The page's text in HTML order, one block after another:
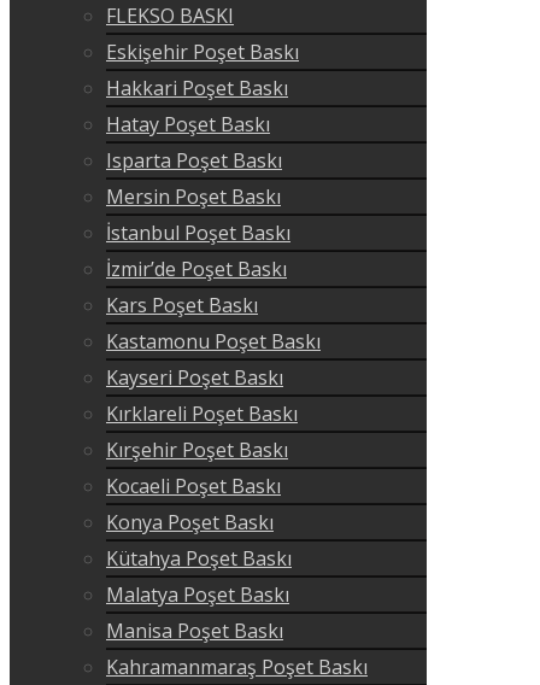
FLEKSO BASKI
Eskişehir Poşet Baskı
Hakkari Poşet Baskı
Hatay Poşet Baskı
Isparta Poşet Baskı
Mersin Poşet Baskı
İstanbul Poşet Baskı
İzmir’de Poşet Baskı
Kars Poşet Baskı
Kastamonu Poşet Baskı
Kayseri Poşet Baskı
Kırklareli Poşet Baskı
Kırşehir Poşet Baskı
Kocaeli Poşet Baskı
Konya Poşet Baskı
Kütahya Poşet Baskı
Malatya Poşet Baskı
Manisa Poşet Baskı
Kahramanmaraş Poşet Baskı